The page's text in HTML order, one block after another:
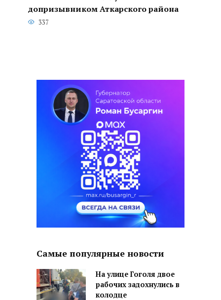
допризывником Аткарского района
337
Самые популярные новости
На улице Гоголя двое
рабочих задохнулись в
колодце